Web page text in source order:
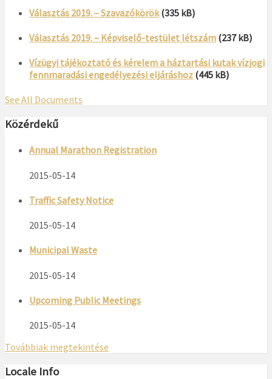
Választás 2019. – Szavazókörök (335 kB)
Választás 2019. – Képviselő-testület létszám (237 kB)
Vízügyi tájékoztató és kérelem a háztartási kutak vízjogi
fennmaradási engedélyezési eljáráshoz (445 kB)
See All Documents
Közérdekű
Annual Marathon Registration
2015-05-14
Traffic Safety Notice
2015-05-14
Municipal Waste
2015-05-14
Upcoming Public Meetings
2015-05-14
Továbbiak megtekintése
Locale Info